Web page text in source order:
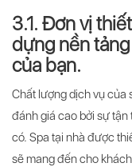
3.1. Đơn vị
dựng nền
của bạn.
Chất lượng dịch vụ của
đánh giá cao bởi sự
có. Spa tại nhà được
sẽ mang đến cho